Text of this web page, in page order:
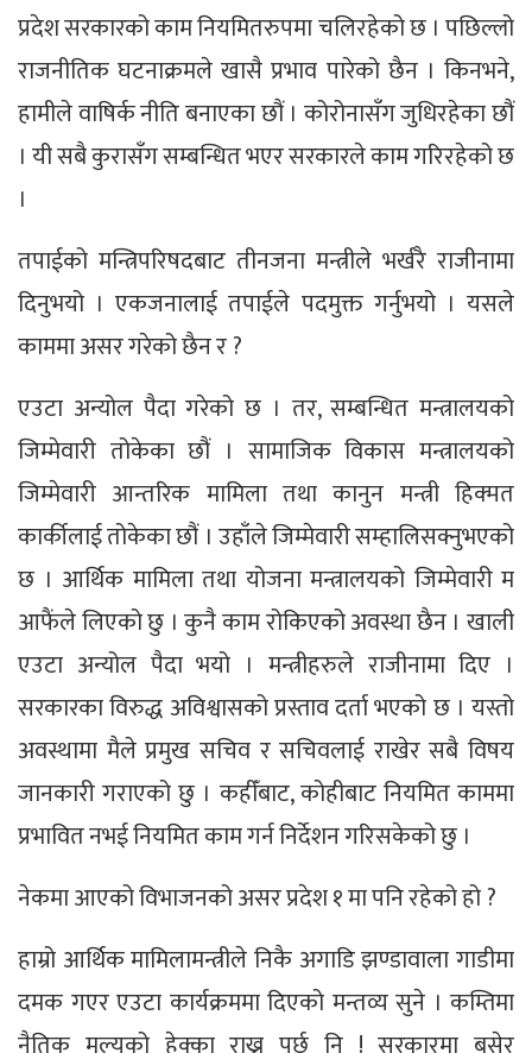
प्रदेश सरकारको काम नियमितरुपमा चलिरहेको छ । पछिल्लो
राजनीतिक घटनाक्रमले खासै प्रभाव पारेको छैन । किनभने,
हामीले वाषिर्क नीति बनाएका छौं । कोरोनासँग जुधिरहेका छौं
। यी सबै कुरासँग सम्बन्धित भएर सरकारले काम गरिरहेको छ
।
तपाईको मन्त्रिपरिषदबाट तीनजना मन्त्रीले भर्खरै राजीनामा
दिनुभयो । एकजनालाई तपाईले पदमुक्त गर्नुभयो । यसले
काममा असर गरेको छैन र ?
एउटा अन्योल पैदा गरेको छ । तर, सम्बन्धित मन्त्रालयको
जिम्मेवारी तोकेका छौं । सामाजिक विकास मन्त्रालयको
जिम्मेवारी आन्तरिक मामिला तथा कानुन मन्त्री हिक्मत
कार्कीलाई तोकेका छौं । उहाँले जिम्मेवारी सम्हालिसक्नुभएको
छ । आर्थिक मामिला तथा योजना मन्त्रालयको जिम्मेवारी म
आफैंले लिएको छु । कुनै काम रोकिएको अवस्था छैन । खाली
एउटा अन्योल पैदा भयो । मन्त्रीहरुले राजीनामा दिए ।
सरकारका विरुद्ध अविश्वासको प्रस्ताव दर्ता भएको छ । यस्तो
अवस्थामा मैले प्रमुख सचिव र सचिवलाई राखेर सबै विषय
जानकारी गराएको छु । कहीँबाट, कोहीबाट नियमित काममा
प्रभावित नभई नियमित काम गर्न निर्देशन गरिसकेको छु ।
नेकमा आएको विभाजनको असर प्रदेश १ मा पनि रहेको हो ?
हाम्रो आर्थिक मामिलामन्त्रीले निकै अगाडि झण्डावाला गाडीमा
दमक गएर एउटा कार्यक्रममा दिएको मन्तव्य सुने । कम्तिमा